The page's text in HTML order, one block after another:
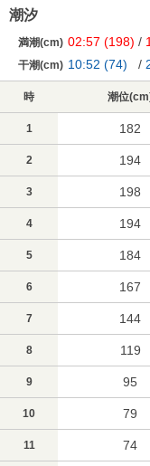
潮汐
満潮(cm) 02:57 (198) /
干潮(cm) 10:52 (74) /
時 潮位
1 182
2 194
3 198
4 194
5 184
6 167
7 144
8 119
9 95
10 79
11 74